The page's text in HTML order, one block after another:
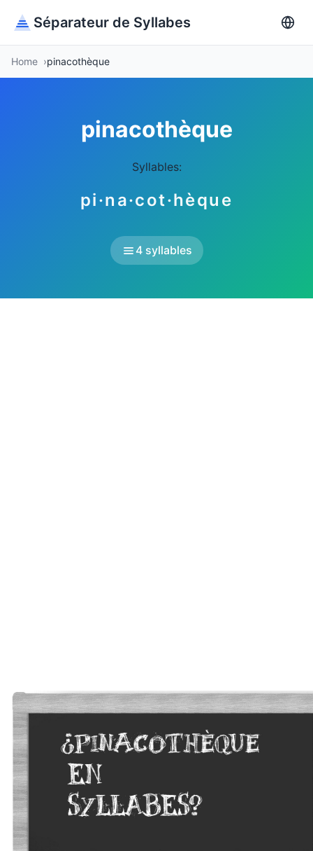
Séparateur de Syllabes
Home pinacothèque
pinacothèque
Syllables:
pi·na·cot·hèque
4 syllables